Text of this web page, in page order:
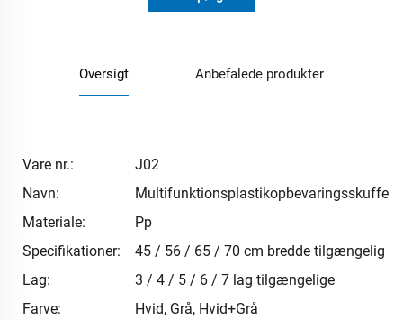
Oversigt Anbefalede produkter
Vare nr.:
J02
Navn:
Multifunktionsplastikopbevaringsskuffe
Materiale:
Pp
Specifikationer:
45 / 56 / 65 / 70 cm bredde tilgængelig
Lag:
3 / 4 / 5 / 6 / 7 lag tilgængelige
Farve:
Hvid, Grå, Hvid+Grå